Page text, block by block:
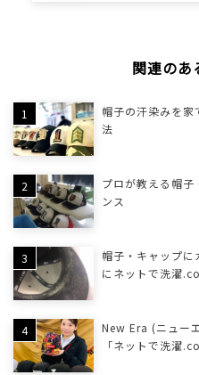
関連のあ
帽子の汗染みを
法
プロが教える帽
ンス
帽子・キャップに
にネットで洗濯
New Era (ニュー
「ネットで洗濯